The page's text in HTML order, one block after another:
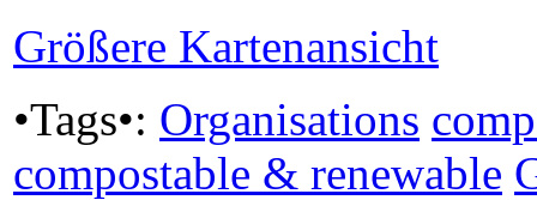
Größere Kartenansicht
•Tags•: Organisations
compostable & renewable